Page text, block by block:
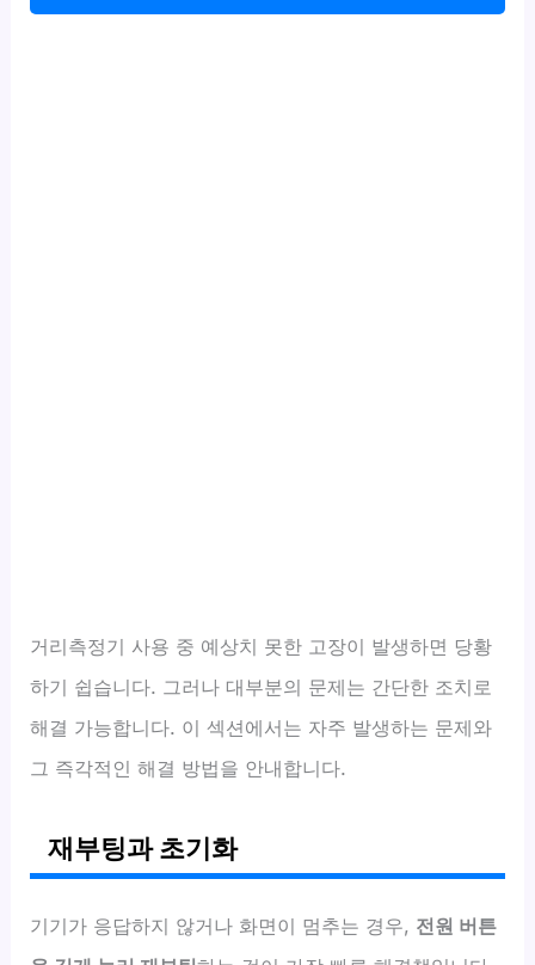
거리측정기 사용 중 예상치 못한 고장이 발생하면 당황
하기 쉽습니다. 그러나 대부분의 문제는 간단한 조치로
해결 가능합니다. 이 섹션에서는 자주 발생하는 문제와
그 즉각적인 해결 방법을 안내합니다.
재부팅과 초기화
기기가 응답하지 않거나 화면이 멈추는 경우, 전원 버튼